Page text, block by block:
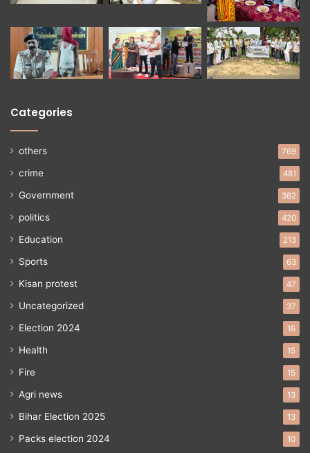
Categories
others 769
crime 481
Government 362
politics 420
Education 213
Sports 63
Kisan protest 47
Uncategorized 37
Election 2024 16
Health 15
Fire 15
Agri news 13
Bihar Election 2025 13
Packs election 2024 10